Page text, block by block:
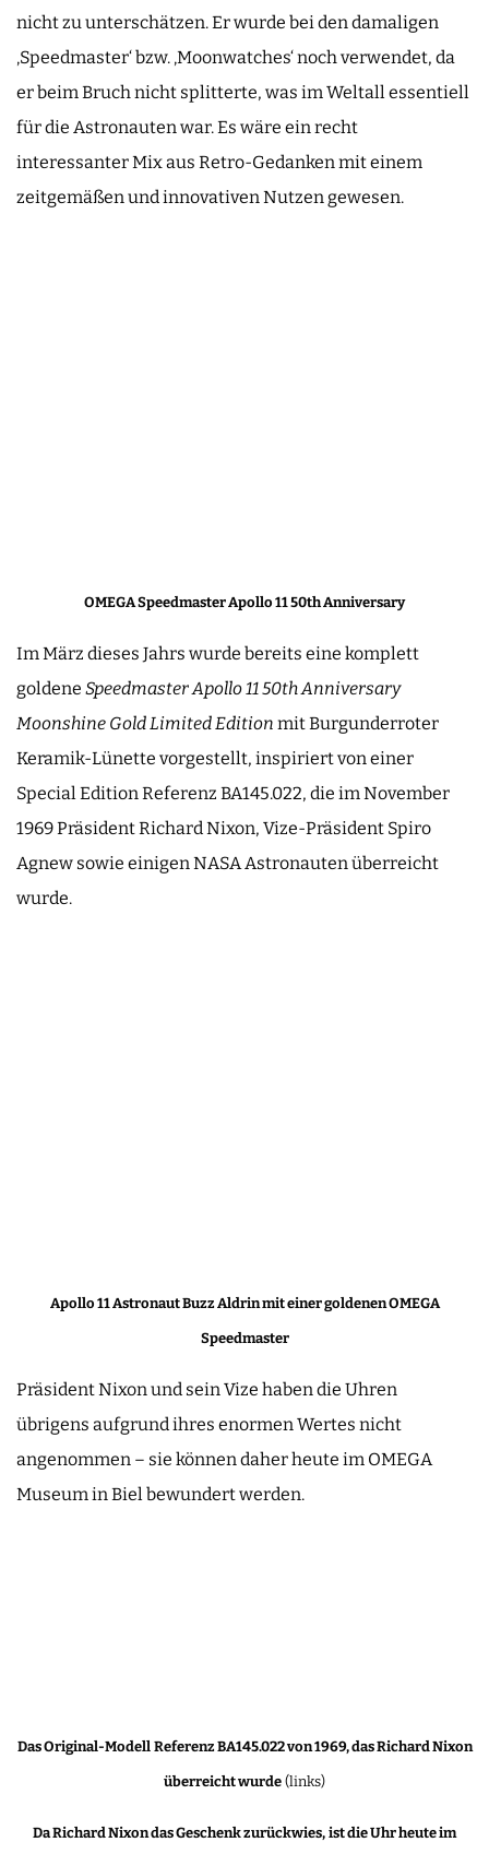
nicht zu unterschätzen. Er wurde bei den damaligen
‚Speedmaster‘ bzw. ‚Moonwatches‘ noch verwendet, da
er beim Bruch nicht splitterte, was im Weltall essentiell
für die Astronauten war. Es wäre ein recht
interessanter Mix aus Retro-Gedanken mit einem
zeitgemäßen und innovativen Nutzen gewesen.
OMEGA Speedmaster Apollo 11 50th Anniversary
Im März dieses Jahrs wurde bereits eine komplett
goldene Speedmaster Apollo 11 50th Anniversary
Moonshine Gold Limited Edition mit Burgunderroter
Keramik-Lünette vorgestellt, inspiriert von einer
Special Edition Referenz BA145.022, die im November
1969 Präsident Richard Nixon, Vize-Präsident Spiro
Agnew sowie einigen NASA Astronauten überreicht
wurde.
Apollo 11 Astronaut Buzz Aldrin mit einer goldenen OMEGA
Speedmaster
Präsident Nixon und sein Vize haben die Uhren
übrigens aufgrund ihres enormen Wertes nicht
angenommen – sie können daher heute im OMEGA
Museum in Biel bewundert werden.
Das Original-Modell Referenz BA145.022 von 1969, das Richard Nixon
überreicht wurde (links)
Da Richard Nixon das Geschenk zurückwies, ist die Uhr heute im